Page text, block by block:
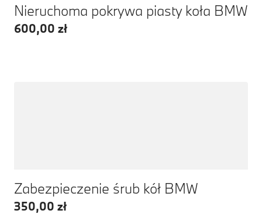
Nieruchoma pokrywa piasty koła BMW
600,00 zł
Zabezpieczenie śrub kół BMW
350,00 zł